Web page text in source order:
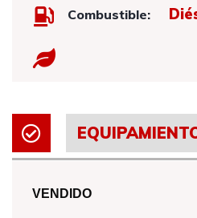
Combustible:
VENDIDO